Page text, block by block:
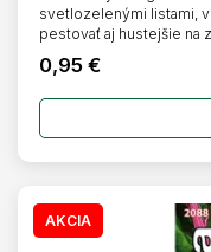
0,95 €
svetlozelenými listami,
pestovať aj hustejšie na
AKCIA